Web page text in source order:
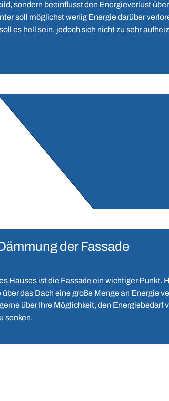
sondern beeinflusst den Energieverlust
soll möglichst wenig Energie darüber
es hell sein, jedoch sich nicht zu sehr
der Fassade
Hauses ist die Fassade ein wichtiger Punkt.
über das Dach eine große Menge an Energie
über Ihre Möglichkeit, den Energiebedarf
senken.